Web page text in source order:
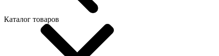
Каталог товаров